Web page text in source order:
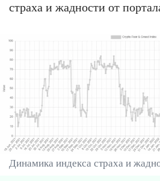
страха и жадности от
Динамика индекса страха и